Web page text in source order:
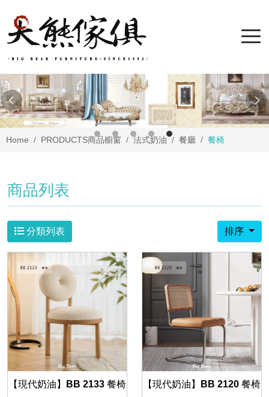
Home PRODUCTS商品櫥窗 法式奶油 餐廳 餐椅
商品列表
分類列表 排序
【現代奶油】BB 2133 餐椅 【現代奶油】BB 2120 餐椅